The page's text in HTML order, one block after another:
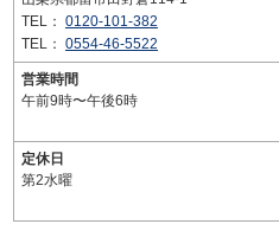
TEL： 0120-101-382
TEL： 0554-46-5522
営業時間
午前9時〜午後6時
定休日
第2水曜